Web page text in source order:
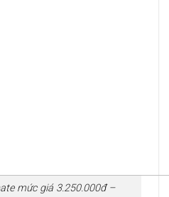
mức giá 3.250.000đ –